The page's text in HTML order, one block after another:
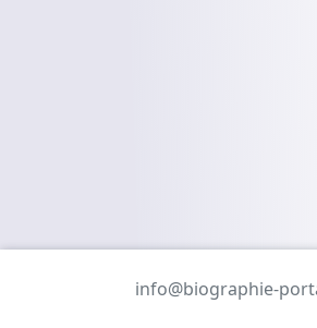
info@biographie-